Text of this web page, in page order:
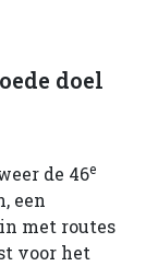
doel
de 46e
een
met routes
voor het